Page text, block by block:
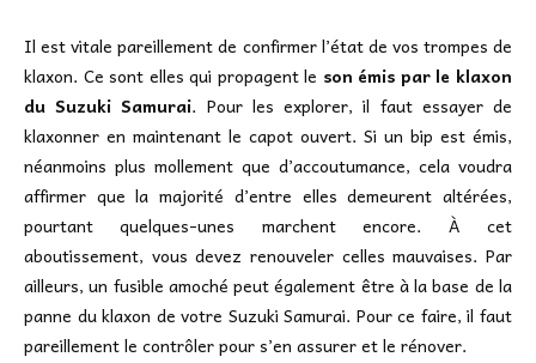
Il est vitale pareillement de confirmer l’état de vos trompes de
klaxon. Ce sont elles qui propagent le son émis par le klaxon
du Suzuki Samurai. Pour les explorer, il faut essayer de
klaxonner en maintenant le capot ouvert. Si un bip est émis,
néanmoins plus mollement que d’accoutumance, cela voudra
affirmer que la majorité d’entre elles demeurent altérées,
pourtant quelques-unes marchent encore. À cet
aboutissement, vous devez renouveler celles mauvaises. Par
ailleurs, un fusible amoché peut également être à la base de la
panne du klaxon de votre Suzuki Samurai. Pour ce faire, il faut
pareillement le contrôler pour s’en assurer et le rénover.